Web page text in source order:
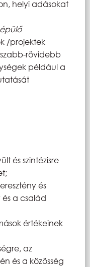
helyi adásokat
/projektek
rövidebb
például a
és szintézisre
és
a család
értékeinek
az
és a közösség